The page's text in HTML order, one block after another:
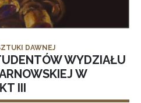
DAWNEJ
WYDZIAŁU
W
III